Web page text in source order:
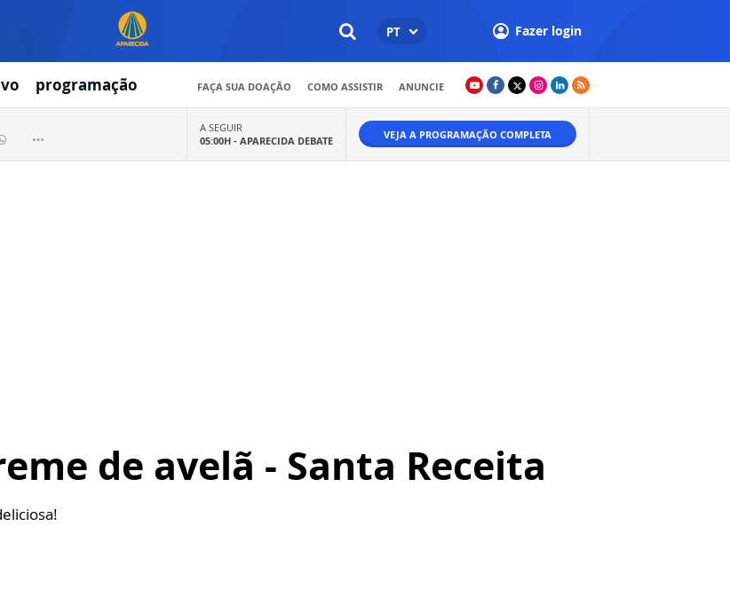
PT Fazer login
programação FAÇA SUA DOAÇÃO COMO ASSISTIR ANUNCIE
A SEGUIR
05:00H - APARECIDA DEBATE VEJA A PROGRAMAÇÃO COMPLETA
de avelã - Santa Receita